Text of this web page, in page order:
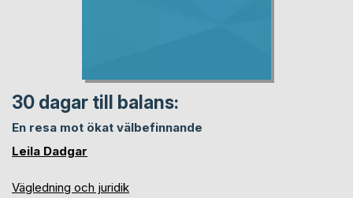
30 dagar till balans:
En resa mot ökat välbefinnande
Leila Dadgar
Vägledning och juridik